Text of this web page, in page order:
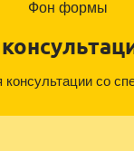
консультации со